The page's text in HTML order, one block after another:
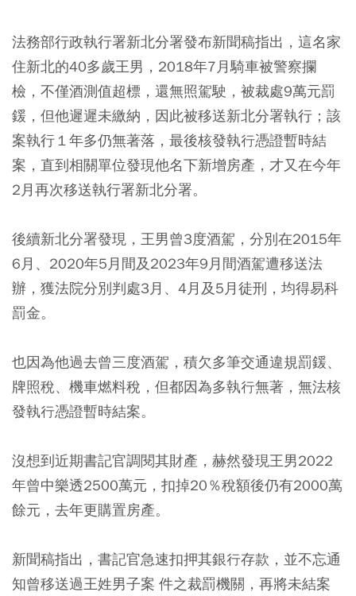
法務部行政執行署新北分署發布新聞稿指出，這名家
住新北的40多歲王男，2018年7月騎車被警察攔
檢，不僅酒測值超標，還無照駕駛，被裁處9萬元罰
鍰，但他遲遲未繳納，因此被移送新北分署執行；該
案執行１年多仍無著落，最後核發執行憑證暫時結
案，直到相關單位發現他名下新增房產，才又在今年
2月再次移送執行署新北分署。
後續新北分署發現，王男曾3度酒駕，分別在2015年
6月、2020年5月間及2023年9月間酒駕遭移送法
辦，獲法院分別判處3月、4月及5月徒刑，均得易科
罰金。
也因為他過去曾三度酒駕，積欠多筆交通違規罰鍰、
牌照稅、機車燃料稅，但都因為多執行無著，無法核
發執行憑證暫時結案。
沒想到近期書記官調閱其財產，赫然發現王男2022
年曾中樂透2500萬元，扣掉20％稅額後仍有2000萬
餘元，去年更購置房產。
新聞稿指出，書記官急速扣押其銀行存款，並不忘通
知曾移送過王姓男子案 件之裁罰機關，再將未結案